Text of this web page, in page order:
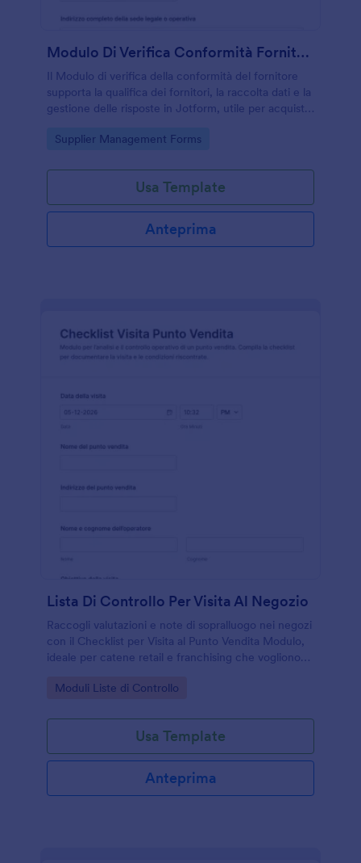
Modulo Di Verifica Conformità Fornitori
Il Modulo di verifica della conformità del fornitore
supporta la qualifica dei fornitori, la raccolta dati e la
gestione delle risposte in Jotform, utile per acquisti,
Go to Category:
Supplier Management Forms
Usa Template
Anteprima
Lista Di Controllo Per Visita Al Negozio
Raccogli valutazioni e note di sopralluogo nei negozi
con il Checklist per Visita al Punto Vendita Modulo,
ideale per catene retail e franchising che vogliono
Jotform.
Go to Category:
Moduli Liste di Controllo
Usa Template
Anteprima